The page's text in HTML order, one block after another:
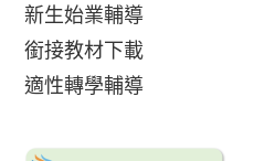
新生始業輔導
銜接教材下載
適性轉學輔導